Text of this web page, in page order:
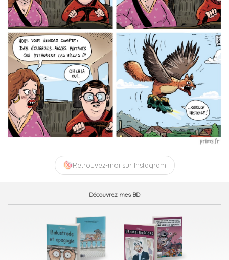
Retrouvez-moi sur Instagram
Découvrez mes BD